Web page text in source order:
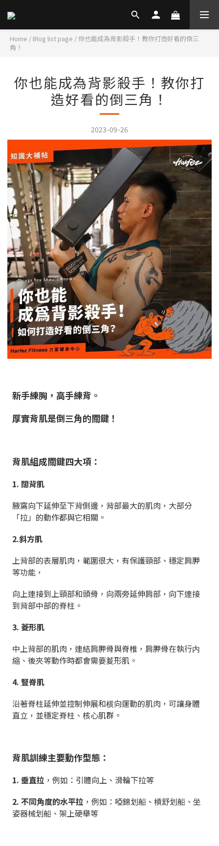
Home / Blog list page /你也能成為背影殺手！教你打造好看的倒三
角！
你也能成為背影殺手！教你打
造好看的倒三角！
2023-09-26
新手練胸，高手練背。
厚實背肌是倒三角的關鍵！
背肌組成關鍵四大項：
1. 闊背肌
腋窩向下延伸至下背側邊，背部最大的肌肉，大部分
「拉」的動作都與它相關。
2.斜方肌
上背部的表層肌肉，範圍很大，有保護頸部、穩定肩胛
等功能，
向上連接到上頸部和頭骨，向兩旁延伸肩部，向下連接
到背部中部的脊柱。
3. 菱形肌
中上背部的肌肉，連結肩胛骨與脊椎，肩胛骨在執行内
縮、後夾等動作時都會需要荾形肌。
4. 豎脊肌
沿著脊柱延伸並控制伸展和横向運動的肌肉，可讓身體
直立，並穩定脊柱、核心肌群。
背肌訓練主要動作型態：
1. 垂直拉 ，例如：引體向上、滑輪下拉等
2. 不同角度的水平拉 ，例如：啞錦划船、槓舒划船、坐
姿器械划船、架上硬舉等